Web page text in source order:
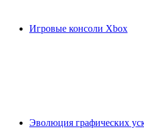
Игровые консоли Xbox
Эволюция графических